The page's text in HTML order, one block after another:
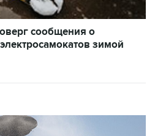
сообщения о
зимой